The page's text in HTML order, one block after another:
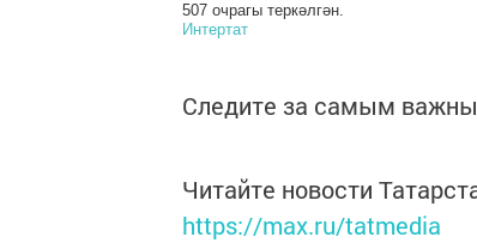
507 очрагы теркәлгән.
Интертат
Следите за самым
Читайте новости
https://max.ru/tatmedia